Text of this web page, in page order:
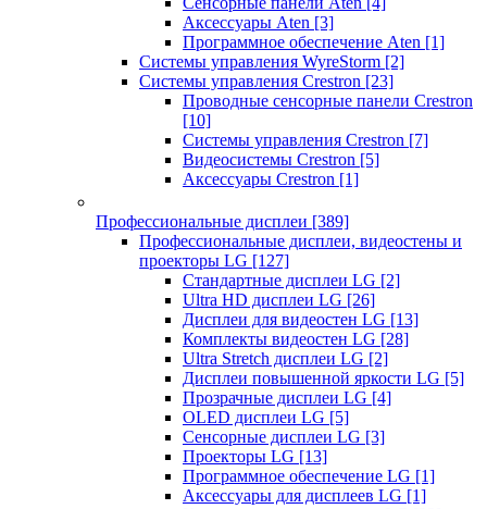
Аксессуары Aten [3]
Программное обеспечение Aten [1]
Системы управления WyreStorm [2]
Системы управления Crestron [23]
Проводные сенсорные панели Crestron
[10]
Системы управления Crestron [7]
Видеосистемы Crestron [5]
Аксессуары Crestron [1]
Профессиональные дисплеи [389]
Профессиональные дисплеи, видеостены и
проекторы LG [127]
Стандартные дисплеи LG [2]
Ultra HD дисплеи LG [26]
Дисплеи для видеостен LG [13]
Комплекты видеостен LG [28]
Ultra Stretch дисплеи LG [2]
Дисплеи повышенной яркости LG [5]
Прозрачные дисплеи LG [4]
OLED дисплеи LG [5]
Сенсорные дисплеи LG [3]
Проекторы LG [13]
Программное обеспечение LG [1]
Аксессуары для дисплеев LG [1]